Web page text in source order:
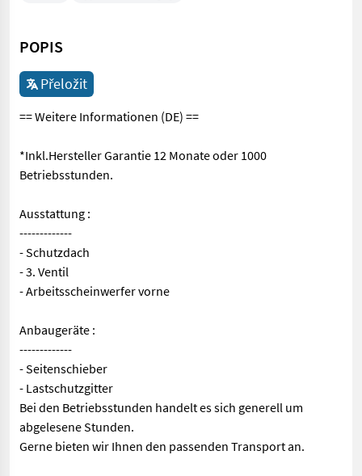
POPIS
Přeložit
== Weitere Informationen (DE) ==
*Inkl.Hersteller Garantie 12 Monate oder 1000
Betriebsstunden.
Ausstattung :
-------------
- Schutzdach
- 3. Ventil
- Arbeitsscheinwerfer vorne
Anbaugeräte :
-------------
- Seitenschieber
- Lastschutzgitter
Bei den Betriebsstunden handelt es sich generell um
abgelesene Stunden.
Gerne bieten wir Ihnen den passenden Transport an.